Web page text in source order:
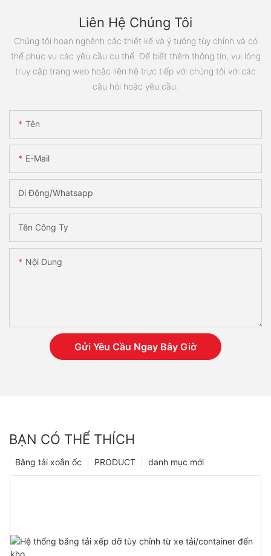
Liên Hệ Chúng Tôi
Chúng tôi hoan nghênh các thiết kế và ý tưởng tùy chỉnh và có
thể phục vụ các yêu cầu cụ thể. Để biết thêm thông tin, vui lòng
truy cập trang web hoặc liên hệ trực tiếp với chúng tôi với các
câu hỏi hoặc yêu cầu.
Tên
E-Mail
Di Động/Whatsapp
Tên Công Ty
Nội Dung
Gửi Yêu Cầu Ngay Bây Giờ
BẠN CÓ THỂ THÍCH
danh mục mới
PRODUCT
Băng tải xoắn ốc